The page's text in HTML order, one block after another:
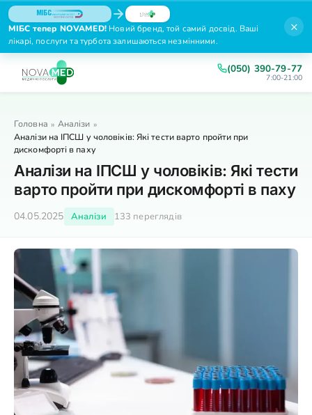
МІБС тепер NOVAMED!Новий бренд, той самий досвід. Ваші
лікарі, послуги та турбота залишаються незмінними.
×
(050) 390-79-77
7:00-21:00
Головна » Аналізи »
Аналізи на ІПСШ у чоловіків: Які тести варто пройти при
дискомфорті в паху
Аналізи на ІПСШ у чоловіків: Які тести
варто пройти при дискомфорті в паху
04.05.2025 Аналізи 133 переглядів